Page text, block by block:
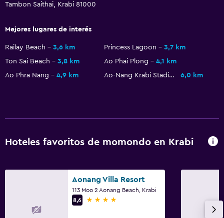
Tambon Saithai, Krabi 81000
Mejores lugares de interés
Railay Beach 3,6 km Princess Lagoon
3,7 km
Ton Sai Beach
3,8 km Ao Phai Plong
4,1 km
Ao Phra Nang
4,9 km Ao-Nang Krabi Stadium 6,0 km
Hoteles favoritos de momondo en Krabi
Aonang Villa Resort
113 Moo 2 Aonang Beach, Krabi
8,6
4 estrellas